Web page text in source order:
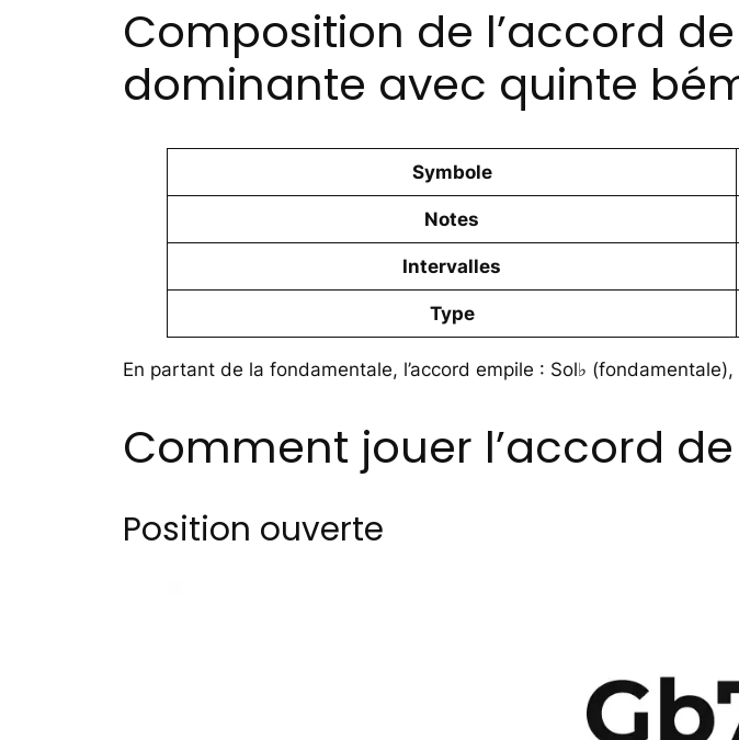
Composition de l’accord
dominante avec quinte
Symbole
Notes
Intervalles
Type
En partant de la fondamentale, l’accord empile : Sol♭
Comment jouer l’accord
Position ouverte